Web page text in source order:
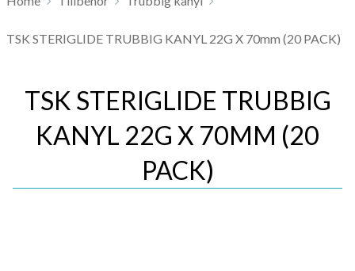
TSK STERIGLIDE TRUBBIG KANYL 22G X 70mm (20 PACK)
TSK STERIGLIDE TRUBBIG
KANYL 22G X 70MM (20
PACK)